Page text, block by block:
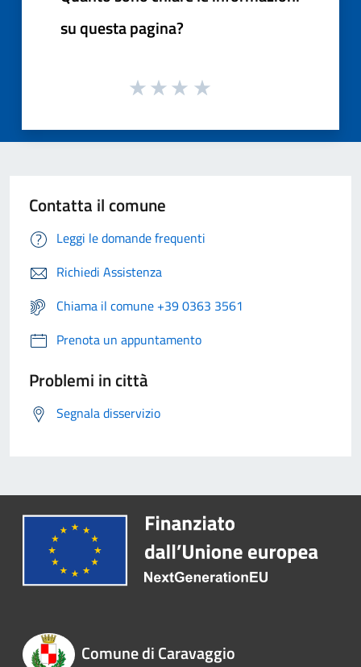
su questa pagina?
Contatta il comune
Leggi le domande frequenti
Richiedi Assistenza
Chiama il comune +39 0363 3561
Prenota un appuntamento
Problemi in città
Segnala disservizio
Comune di Caravaggio